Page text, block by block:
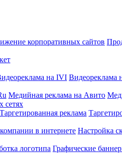
корпоративных сайтов
на IVI Видеореклама
Медийная реклама на Авито
сетях
Таргетированная реклама
в интернете Настройка
логотипа Графические